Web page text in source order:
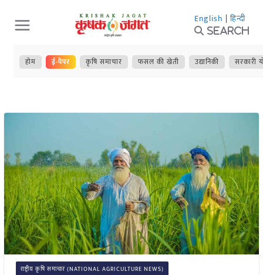
Skip
to
content
English | हिन्दी
Search
होम ई-पेपर कृषि समाचार फसल की खेती उद्यानिकी सरकारी
राष्ट्रीय कृषि समाचार (NATIONAL AGRICULTURE NEWS)